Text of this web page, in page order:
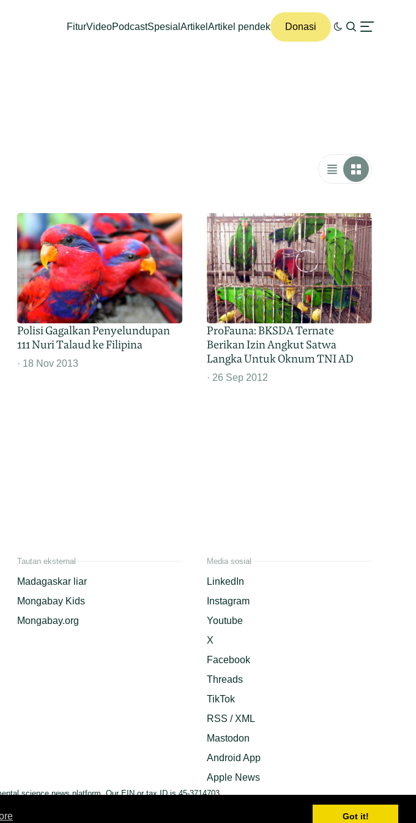
Got it!
FiturVideoPodcastSpesial Artikel Artikel pendek Donasi
Polisi Gagalkan Penyelundupan
111 Nuri Talaud ke Filipina
18 Nov 2013
ProFauna: BKSDA Ternate
Berikan Izin Angkut Satwa
Langka Untuk Oknum TNI AD
26 Sep 2012
Tautan eksternal
Madagaskar liar
Mongabay Kids
Mongabay.org
Media sosial
LinkedIn
Instagram
Youtube
X
Facebook
Threads
TikTok
RSS / XML
Mastodon
Android App
Apple News
science news platform. Our EIN or tax ID is 45-3714703.